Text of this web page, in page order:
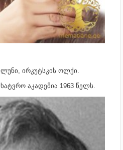
ირკუტსკის ოლქი.
აკადემია 1963 წელს.